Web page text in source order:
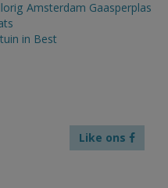
Amsterdam Gaasperplas
in Best
Like ons